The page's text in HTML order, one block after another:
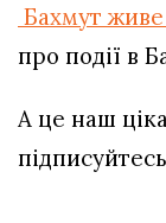
Бахмут живе
про події в
А це наш